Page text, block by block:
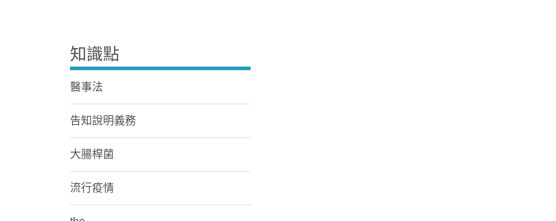
知識點
醫事法
告知說明義務
大腸桿菌
流行疫情